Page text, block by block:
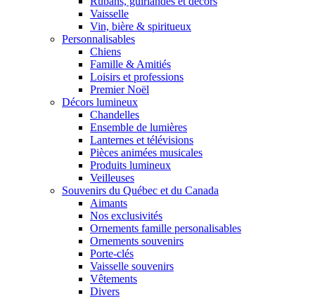
Vaisselle
Vin, bière & spiritueux
Personnalisables
Chiens
Famille & Amitiés
Loisirs et professions
Premier Noël
Décors lumineux
Chandelles
Ensemble de lumières
Lanternes et télévisions
Pièces animées musicales
Produits lumineux
Veilleuses
Souvenirs du Québec et du Canada
Aimants
Nos exclusivités
Ornements famille personalisables
Ornements souvenirs
Porte-clés
Vaisselle souvenirs
Vêtements
Divers